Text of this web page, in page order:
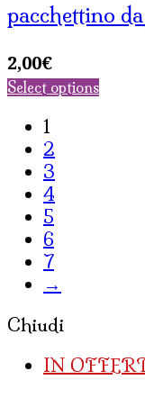
pacchettino
2,00€
Select options
1
2
3
4
5
6
7
→
Chiudi
IN